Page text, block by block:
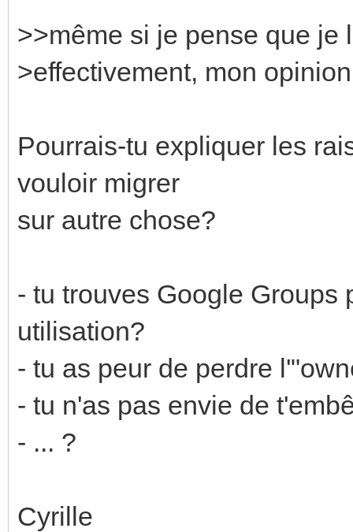
>>même si je pense que je
>effectivement, mon
Pourrais-tu expliquer les
vouloir migrer
sur autre chose?
- tu trouves Google Groups
utilisation?
- tu as peur de perdre
- tu n'as pas envie de
- ... ?
Cyrille